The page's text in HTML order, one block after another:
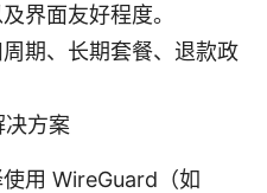
界面友好程度。
期、长期套餐、退款政
方案
用 WireGuard（如